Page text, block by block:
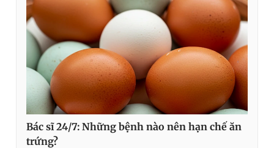
Bác sĩ 24/7: Những bệnh nào nên hạn chế ăn
trứng?